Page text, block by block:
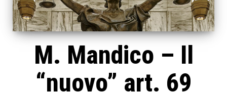
M. Mandico – Il
“nuovo” art. 69